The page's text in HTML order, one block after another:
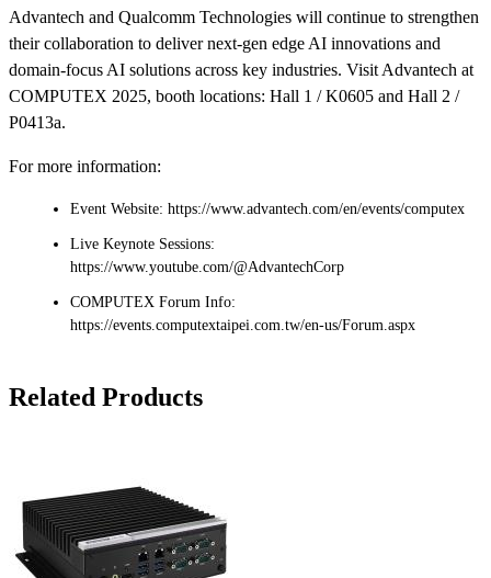
Advantech and Qualcomm Technologies will continue to strengthen
their collaboration to deliver next-gen edge AI innovations and
domain-focus AI solutions across key industries. Visit Advantech at
COMPUTEX 2025, booth locations: Hall 1 / K0605 and Hall 2 /
P0413a.
For more information:
Event Website: https://www.advantech.com/en/events/computex
Live Keynote Sessions:
https://www.youtube.com/@AdvantechCorp
COMPUTEX Forum Info:
https://events.computextaipei.com.tw/en-us/Forum.aspx
Related Products